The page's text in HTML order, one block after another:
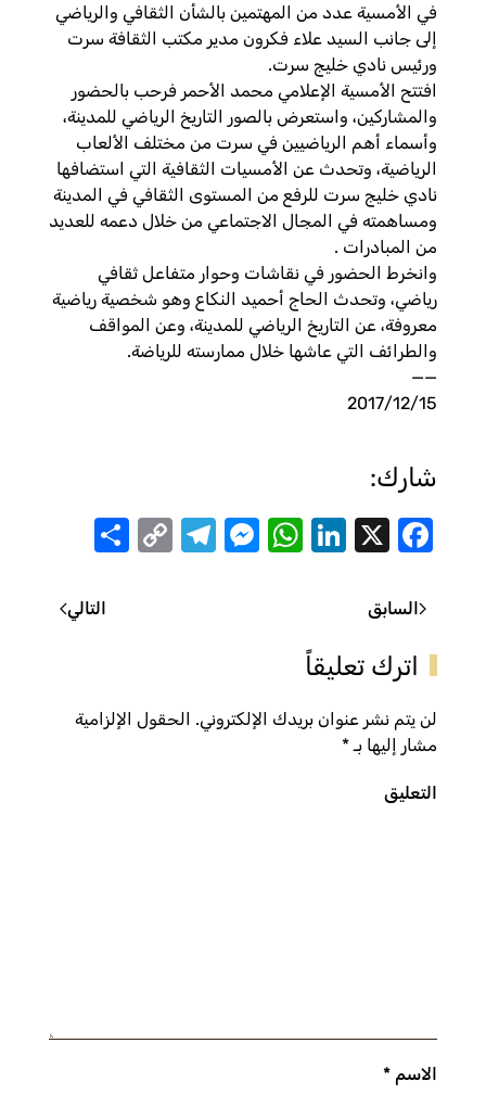
في الأمسية عدد من المهتمين بالشأن الثقافي والرياضي
إلى جانب السيد علاء فكرون مدير مكتب الثقافة سرت
ورئيس نادي خليج سرت.
افتتح الأمسية الإعلامي محمد الأحمر فرحب بالحضور
والمشاركين، واستعرض بالصور التاريخ الرياضي للمدينة،
وأسماء أهم الرياضيين في سرت من مختلف الألعاب
الرياضية، وتحدث عن الأمسيات الثقافية التي استضافها
نادي خليج سرت للرفع من المستوى الثقافي في المدينة
ومساهمته في المجال الاجتماعي من خلال دعمه للعديد
من المبادرات .
وانخرط الحضور في نقاشات وحوار متفاعل ثقافي
رياضي، وتحدث الحاج أحميد النكاع وهو شخصية رياضية
معروفة، عن التاريخ الرياضي للمدينة، وعن المواقف
والطرائف التي عاشها خلال ممارسته للرياضة.
——
2017/12/15
شارك:
Facebook
X
LinkedIn
WhatsApp
Messenger
Telegram
Copy
السابق التالي
اترك تعليقاً
لن يتم نشر عنوان بريدك الإلكتروني. الحقول الإلزامية
مشار إليها بـ*
التعليق
الاسم *